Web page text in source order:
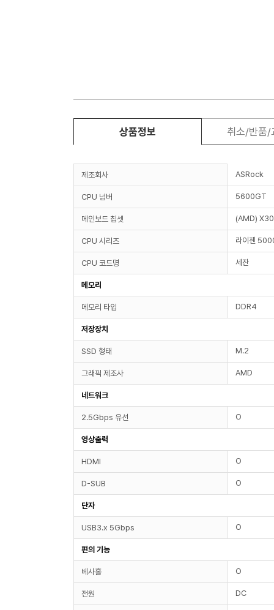
상품정보 취소/반품/
제조회사 ASRock
CPU 넘버 5600GT
메인보드 칩셋 (AMD)
CPU 시리즈 라이젠
CPU 코드명 세잔
메모리
메모리 타입 DDR4
저장장치
SSD 형태 M.2
그래픽 제조사 AMD
네트워크
2.5Gbps 유선 O
영상출력
HDMI O
D-SUB O
단자
USB3.x 5Gbps O
편의 기능
베사홀 O
전원 DC